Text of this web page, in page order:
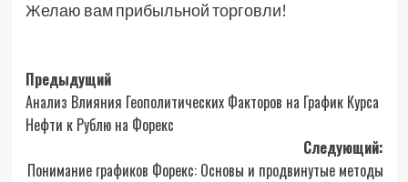
Желаю вам прибыльной торговли!
Навигация
записи
Предыдущий
Анализ Влияния Геополитических Факторов на График Курса
Нефти к Рублю на Форекс
Следующий:
Понимание графиков Форекс: Основы и продвинутые методы